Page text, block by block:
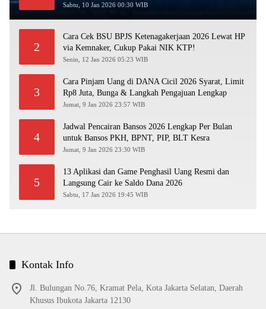
Sabtu, 10 Jan 2026 00:30 WIB
2
Cara Cek BSU BPJS Ketenagakerjaan 2026 Lewat HP
via Kemnaker, Cukup Pakai NIK KTP!
Senin, 12 Jan 2026 05:23 WIB
3
Cara Pinjam Uang di DANA Cicil 2026 Syarat, Limit
Rp8 Juta, Bunga & Langkah Pengajuan Lengkap
Jumat, 9 Jan 2026 23:57 WIB
4
Jadwal Pencairan Bansos 2026 Lengkap Per Bulan
untuk Bansos PKH, BPNT, PIP, BLT Kesra
Jumat, 9 Jan 2026 23:30 WIB
5
13 Aplikasi dan Game Penghasil Uang Resmi dan
Langsung Cair ke Saldo Dana 2026
Sabtu, 17 Jan 2026 19:45 WIB
Kontak Info
Jl. Bulungan No.76, Kramat Pela, Kota Jakarta Selatan, Daerah
Khusus Ibukota Jakarta 12130